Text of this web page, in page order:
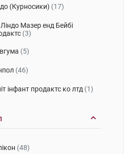
(Курносики) (17)
Ліндо Мазер енд Бейбі
(3)
(5)
(46)
інфант продактс ко лтд (1)
(48)